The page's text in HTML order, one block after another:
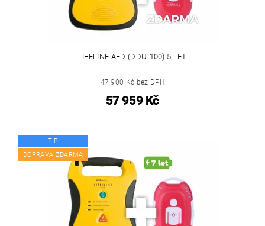
LIFELINE AED (DDU-100) 5 LET
47 900 Kč bez DPH
57 959 Kč
TIP
DOPRAVA ZDARMA